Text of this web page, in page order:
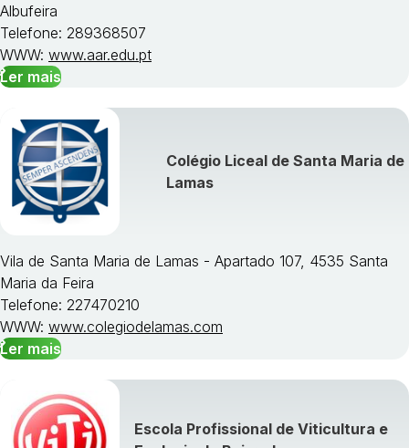
Albufeira
Telefone: 289368507
WWW: www.aar.edu.pt
Ler mais
Colégio Liceal de Santa Maria de
Lamas
Vila de Santa Maria de Lamas - Apartado 107, 4535 Santa
Maria da Feira
Telefone: 227470210
WWW: www.colegiodelamas.com
Ler mais
Escola Profissional de Viticultura e